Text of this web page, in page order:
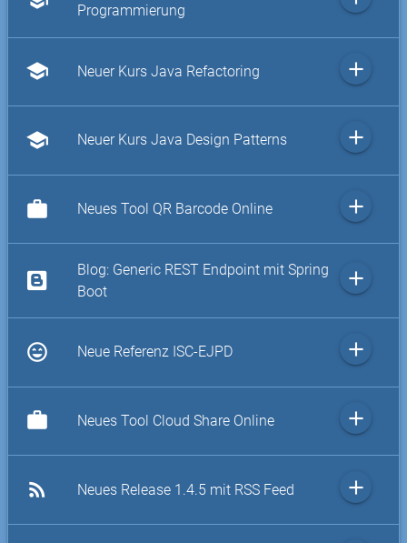
Programmierung
school Neuer Kurs Java Refactoring add
school Neuer Kurs Java Design Patterns add
work Neues Tool QR Barcode Online add
Blog: Generic REST Endpoint mit Spring
Boot
add
sentiment_very_satisfied Neue Referenz ISC-EJPD add
work Neues Tool Cloud Share Online add
rss_feed Neues Release 1.4.5 mit RSS Feed add